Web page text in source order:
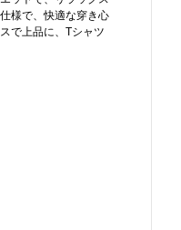
様で、快適な穿き心
で上品に、Tシャツ